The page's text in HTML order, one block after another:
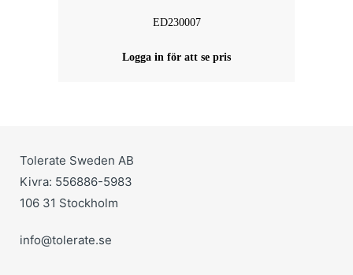
ED230007
Logga in för att se pris
Tolerate Sweden AB
Kivra: 556886-5983
106 31 Stockholm
info@tolerate.se